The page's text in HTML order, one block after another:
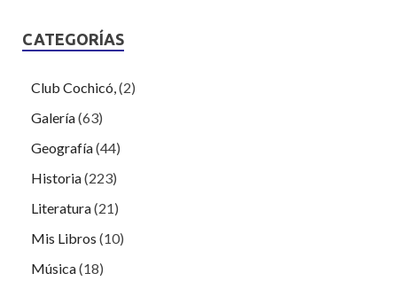
CATEGORÍAS
Club Cochicó,(2)
Galería(63)
Geografía(44)
Historia(223)
Literatura(21)
Mis Libros (10)
Música(18)